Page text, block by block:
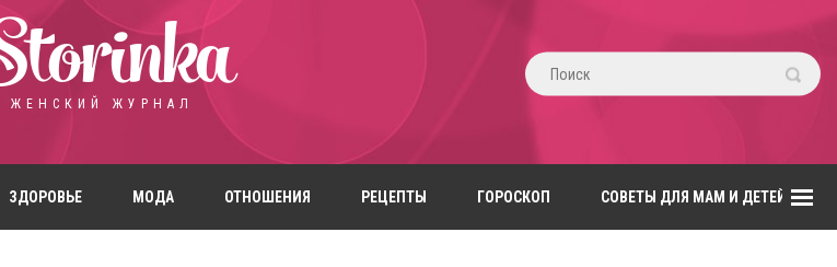
ЖЕНСКИЙ ЖУРНАЛ
ЗДОРОВЬЕ МОДА ОТНОШЕНИЯ РЕЦЕПТЫ ГОРОСКОП СОВЕТЫ ДЛЯ МАМ И ДЕТЕЙ